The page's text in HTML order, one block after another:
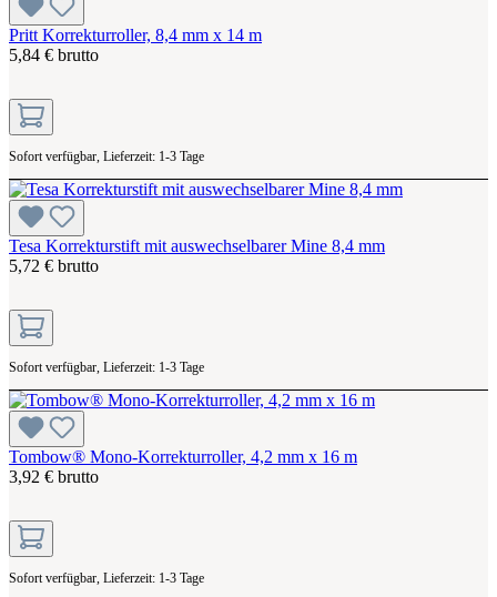
Pritt Korrekturroller, 8,4 mm x 14 m
5,84 € brutto
Sofort verfügbar, Lieferzeit: 1-3 Tage
Tesa Korrekturstift mit auswechselbarer Mine 8,4 mm
5,72 € brutto
Sofort verfügbar, Lieferzeit: 1-3 Tage
Tombow® Mono-Korrekturroller, 4,2 mm x 16 m
3,92 € brutto
Sofort verfügbar, Lieferzeit: 1-3 Tage